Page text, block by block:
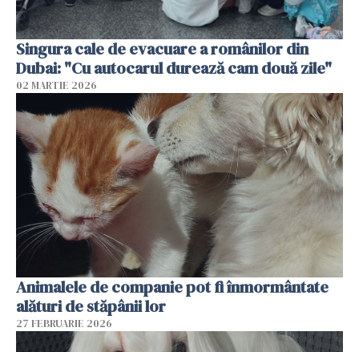
Singura cale de evacuare a românilor din
Dubai: "Cu autocarul durează cam două zile"
02 MARTIE 2026
Animalele de companie pot fi înmormântate
alături de stăpânii lor
27 FEBRUARIE 2026